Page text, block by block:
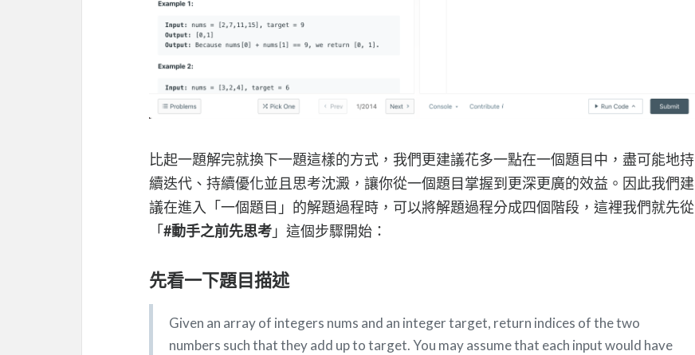
比起一題解完就換下一題這樣的方式，我們更建議花多一點在一個題目中，盡可能地持
續迭代、持續優化並且思考沈澱，讓你從一個題目掌握到更深更廣的效益。因此我們建
議在進入「一個題目」的解題過程時，可以將解題過程分成四個階段，這裡我們就先從
「#動手之前先思考 」這個步驟開始：
先看一下題目描述
Given an array of integers nums and an integer target, return indices of the two
numbers such that they add up to target. You may assume that each input would have